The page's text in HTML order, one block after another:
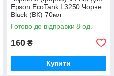
Epson EcoTank L3250 Чорне
Black (BK) 70мл
Готово до відправки 8 од.
160 ₴
Купити